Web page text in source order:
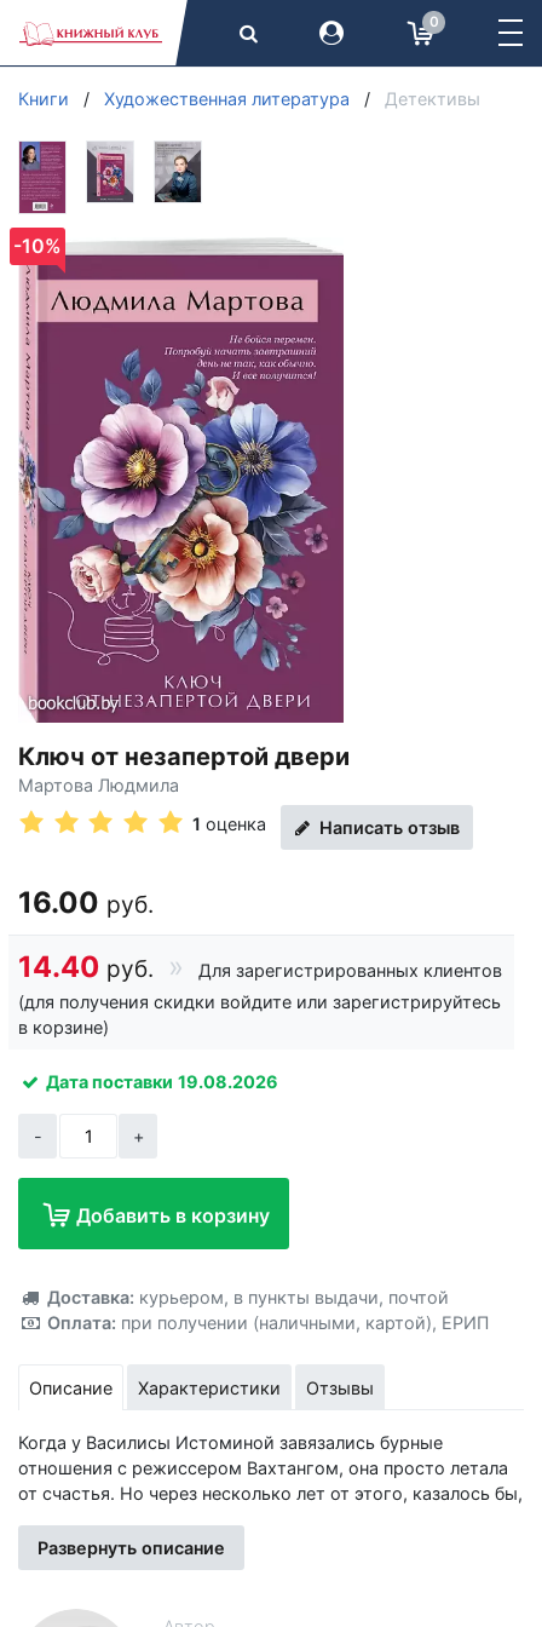
0
Книги Художественная литература Детективы
-10%
Ключ от незапертой двери
Мартова Людмила
1оценка Написать отзыв
16.00 руб.
14.40 руб.
Для зарегистрированных клиентов
(для получения скидки войдите или зарегистрируйтесь
в корзине)
Дата поставки 19.08.2026
- +
Добавить в корзину
Доставка: курьером, в пункты выдачи, почтой
Оплата: при получении (наличными, картой), ЕРИП
Описание Характеристики Отзывы
Когда у Василисы Истоминой завязались бурные
отношения с режиссером Вахтангом, она просто летала
от счастья. Но через несколько лет от этого, казалось бы,
непостоянного и собственнического характера Вахтанга.
Василиса тяжело пережила расставание и постепенно
возлюбленного все равно стало для нее страшным
Развернуть описание